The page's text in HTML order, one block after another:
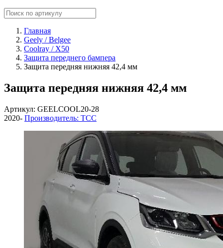
Главная
Geely / Belgee
Coolray / X50
Защита переднего бампера
Защита передняя нижняя 42,4 мм
Защита передняя нижняя 42,4 мм
Артикул: GEELCOOL20-28
2020- Производитель: ТСС